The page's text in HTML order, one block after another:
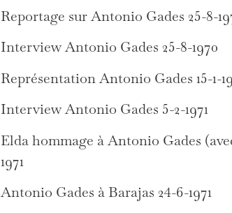
Reportage sur Antonio Gades 25-8-
Interview Antonio Gades 25-8-1970
Représentation Antonio Gades 15-1-
Interview Antonio Gades 5-2-1971
Elda hommage à Antonio Gades
1971
Antonio Gades à Barajas 24-6-1971